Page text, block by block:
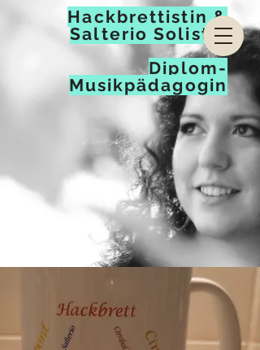
Hackbrettistin &
Salterio Solistin
Diplom-
Musikpädagogin